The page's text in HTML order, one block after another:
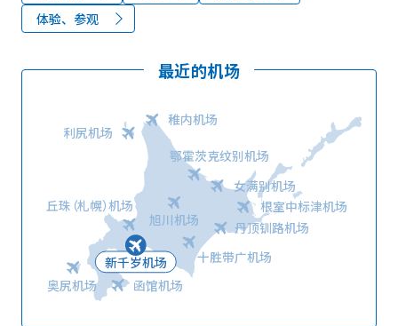
体验、参观
最近的机场
新千岁机场
丘珠（札幌）机场
函馆机场
奥尻机场
旭川机场
稚内机场
利尻机场
鄂霍茨克纹别机场
女满别机场
根室中标津机场
丹顶钏路机场
十胜带广机场